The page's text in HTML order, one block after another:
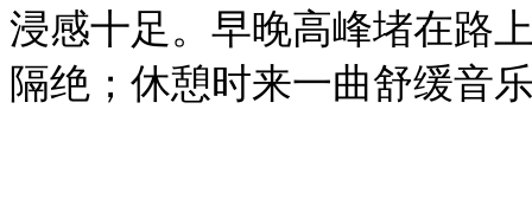
浸感十足。早晚高峰堵在路
隔绝；休憩时来一曲舒缓音